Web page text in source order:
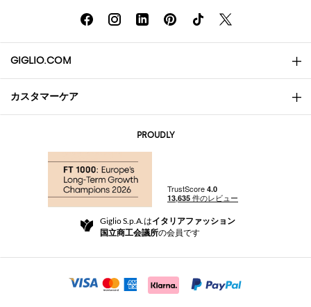
GIGLIO.COM
会社概要
Community Store
カスタマーケア
返品と返金
For a safe shopping experience
Security Communication
PROUDLY
Giglio S.p.A.はイタリアファッション
国立商工会議所の会員です